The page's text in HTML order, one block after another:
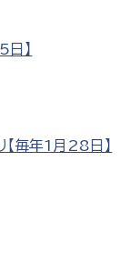
】
毎年1月28日】